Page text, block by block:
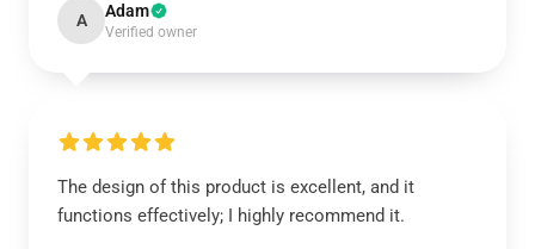
A Adam
Verified owner
The design of this product is excellent, and it
functions effectively; I highly recommend it.